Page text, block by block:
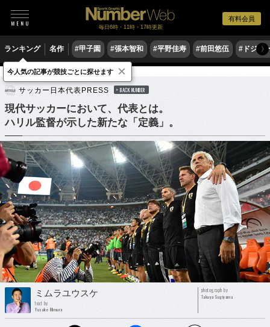
有料会員
毎日6時・11時・17時更新
ランキング 名作 #甲子園 #張本智和 #平野佳寿 #前田悠伍 #ドジャ
〉
サッカー サッカー日本代表
サッカー日本代表PRESS BACK NUMBER
現代サッカーにおいて、代表とは。
ハリル監督が示した新たな「定義」。
ミムラユウスケ
text by
Yusuke Mimura
photograph by
Takuya Sugiyama
今人気の記事が競技ごとに探せます ×